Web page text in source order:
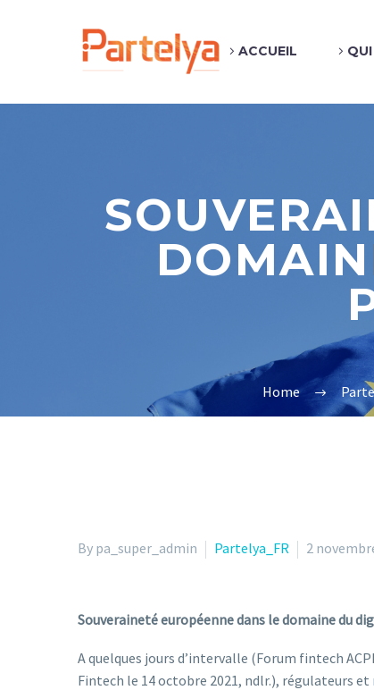
ACCUEIL
Home
By pa_super_admin Partelya_FR 2
Souveraineté européenne dans le domaine du
A quelques jours d’intervalle (Forum fintech
Fintech le 14 octobre 2021, ndlr.), régulateurs